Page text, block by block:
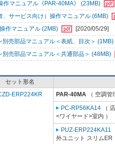
作マニュアル《PAR-40MA》 (23MB)
、サービス向け）操作マニュアル (6MB)
作マニュアル (2MB)
[2020/05/29]
売部品マニュアル＜表紙、目次＞ (1MB)
売部品マニュアル＜共通部品＞ (48MB)
セット形名
ERP224KR
PAR-40MA （ 空調管
PC-RP56KA14 （
<ワイヤード>室内 ）
PUZ-ERP224KA11
外ユニット スリムER